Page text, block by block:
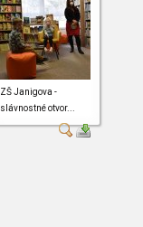
ZŠ Janigova -
slávnostné otvor...